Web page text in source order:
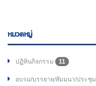
หมวดหมู่
ปฏิทินกิจกรรม 11
อบรม/บรรยาย/สัมมนา/ประชุม